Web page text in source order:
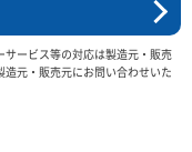
サービス等の対応は製造元・販売
元・販売元にお問い合わせいた